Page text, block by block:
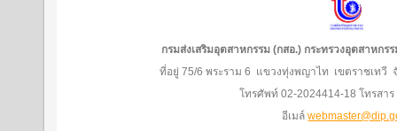
กรมส่งเสริมอุตสาหกรรม (กสอ.) กระทรวงอุตสาหกร
ที่อยู่ 75/6 พระราม 6 แขวงทุ่งพญาไท เขตราชเทวี
โทรศัพท์ 02-2024414-18 โทรสา
อีเมล์